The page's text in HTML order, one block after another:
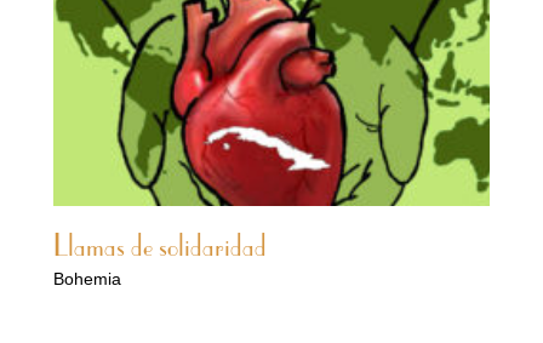
Llamas de solidaridad
Bohemia